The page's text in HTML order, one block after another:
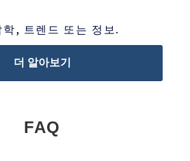
, 트렌드 또는 정보.
더 알아보기
FAQ